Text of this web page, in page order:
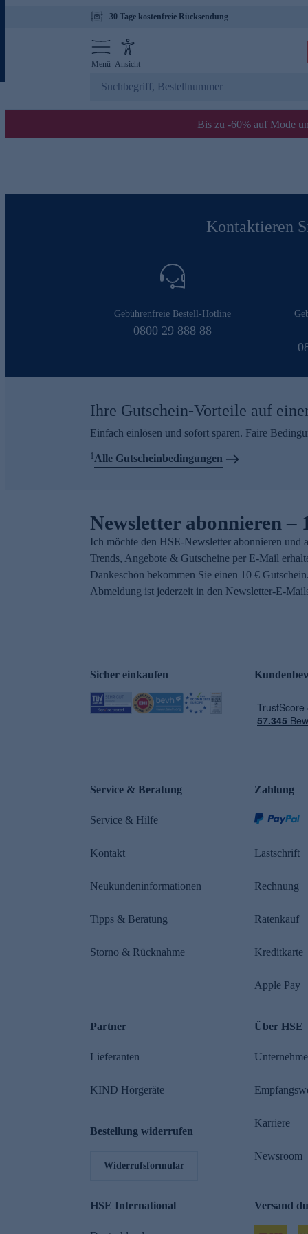
30 Tage kostenfreie Rücksendung
Menü Ansicht
Bis zu -60% auf Mode
Kontaktieren
Gebührenfreie Bestell-Hotline
0800 29 888 88
Ihre Gutschein-Vorteile auf
Einfach einlösen und sofort sparen. Faire
1Alle Gutscheinbedingungen
Newsletter abonnieren –
Ich möchte den HSE-Newsletter abonnieren und
Trends, Angebote & Gutscheine per E-Mail
Dankeschön bekommen Sie einen 10 €
Abmeldung ist jederzeit in den Newsletter-E-
Sicher einkaufen
Service & Beratung
Service & Hilfe
Kontakt
Neukundeninformationen
Tipps & Beratung
Storno & Rücknahme
Zahlung
Lastschrift
Rechnung
Ratenkauf
Kreditkarte
Apple Pay
Partner
Lieferanten
KIND Hörgeräte
Bestellung widerrufen
Widerrufsformular
Über HSE
Karriere
Newsroom
HSE International Versand